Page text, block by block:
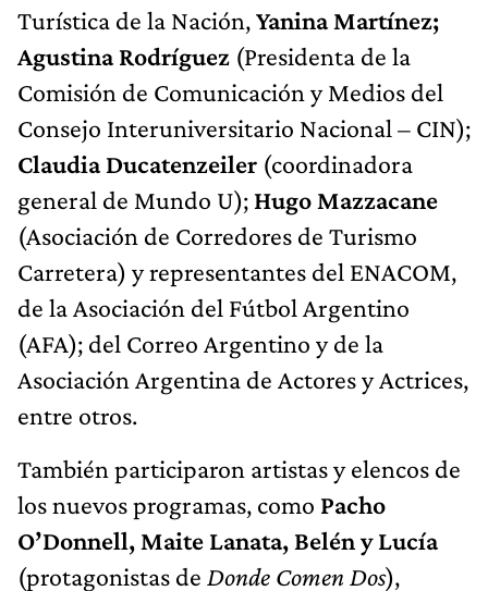
Turística de la Nación,Yanina Martínez;
Agustina Rodríguez (Presidenta de la
Comisión de Comunicación y Medios del
Consejo Interuniversitario Nacional – CIN);
Claudia Ducatenzeiler (coordinadora
general de Mundo U); Hugo Mazzacane
(Asociación de Corredores de Turismo
Carretera) y representantes del ENACOM,
de la Asociación del Fútbol Argentino
(AFA); del Correo Argentino y de la
Asociación Argentina de Actores y Actrices,
entre otros.
También participaron artistas y elencos de
los nuevos programas, como Pacho
O’Donnell, Maite Lanata, Belén y Lucía
(protagonistas de Donde Comen Dos),